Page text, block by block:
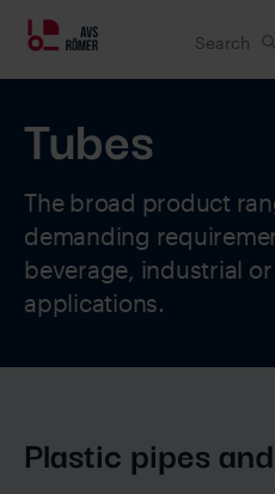
Search
Custom solutions
Downloads
About us
Tubes
The broad product
demanding
beverage, industrial
applications.
Plastic pipes